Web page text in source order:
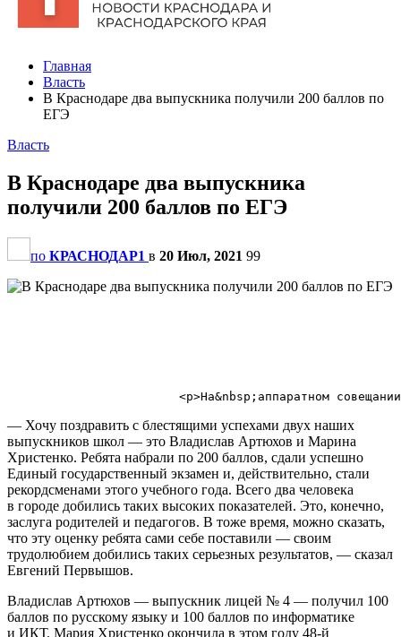
Главная
Власть
В Краснодаре два выпускника получили 200 баллов по
ЕГЭ
Власть
В Краснодаре два выпускника
получили 200 баллов по ЕГЭ
по КРАСНОДАР1 в 20 Июл, 2021 99
— Хочу поздравить с блестящими успехами двух наших
выпускников школ — это Владислав Артюхов и Марина
Христенко. Ребята набрали по 200 баллов, сдали успешно
Единый государственный экзамен и, действительно, стали
рекордсменами этого учебного года. Всего два человека
в городе добились таких высоких показателей. Это, конечно,
заслуга родителей и педагогов. В тоже время, можно сказать,
что эту оценку ребята сами себе поставили — своим
трудолюбием добились таких серьезных результатов, — сказал
Евгений Первышов.
Владислав Артюхов — выпускник лицей № 4 — получил 100
баллов по русскому языку и 100 баллов по информатике
и ИКТ. Мария Христенко окончила в этом году 48-й